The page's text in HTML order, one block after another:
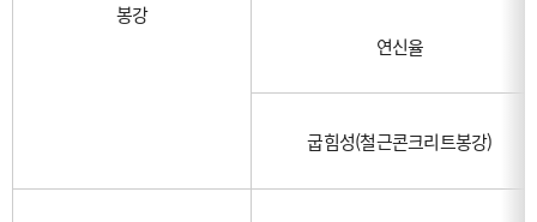
봉강
연신율
굽힘성(철근콘크리트봉강)